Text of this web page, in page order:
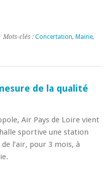
| Mots-clés : Concertation, Mairie,
de la qualité
Air Pays de Loire vient
sportive une station
l’air, pour 3 mois, à